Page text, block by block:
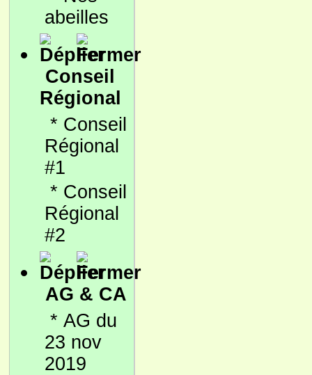
abeilles
Conseil
Régional
* Conseil
Régional
#1
* Conseil
Régional
#2
AG & CA
* AG du
23 nov
2019